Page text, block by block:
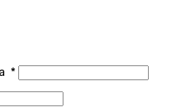
*